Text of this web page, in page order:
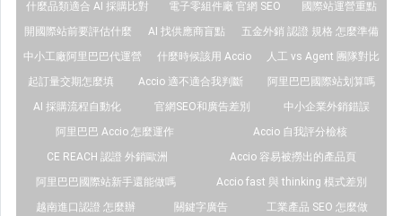
什麼品類適合 AI 採購比對
電子零組件廠 官網 SEO
國際站運營重點
開國際站前要評估什麼
AI 找供應商盲點
五金外銷 認證 規格 怎麼準備
中小工廠阿里巴巴代運營
什麼時候該用 Accio
人工 vs Agent 團隊對比
起訂量交期怎麼填
Accio 適不適合我判斷
阿里巴巴國際站划算嗎
AI 採購流程自動化
官網SEO和廣告差別
中小企業外銷錯誤
阿里巴巴 Accio 怎麼運作
Accio 自我評分檢核
CE REACH 認證 外銷歐洲
Accio 容易被撈出的產品頁
阿里巴巴國際站新手還能做嗎
Accio fast 與 thinking 模式差別
越南進口認證 怎麼辦
關鍵字廣告
工業產品 SEO 怎麼做